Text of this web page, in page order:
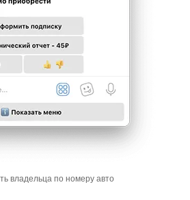
владельца по номеру авто